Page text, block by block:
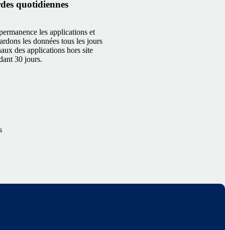
quotidiennes
les applications et
les données tous les jours
des applications hors site
30 jours.